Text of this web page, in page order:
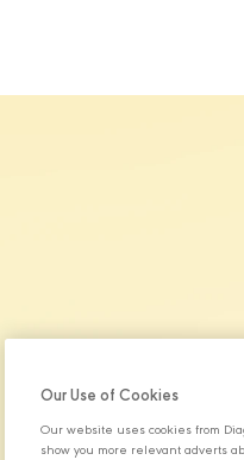
Our Use of Cookies
Our website uses cookies from
show you more relevant adverts